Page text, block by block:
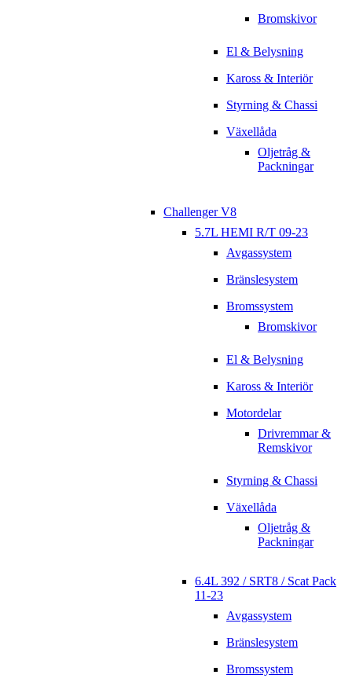
Bromskivor
El & Belysning
Kaross & Interiör
Styrning & Chassi
Växellåda
Oljetråg &
Packningar
Challenger V8
5.7L HEMI R/T 09-23
Avgassystem
Bränslesystem
Bromssystem
Bromskivor
El & Belysning
Kaross & Interiör
Motordelar
Drivremmar &
Remskivor
Styrning & Chassi
Växellåda
Oljetråg &
Packningar
6.4L 392 / SRT8 / Scat Pack
11-23
Avgassystem
Bränslesystem
Bromssystem